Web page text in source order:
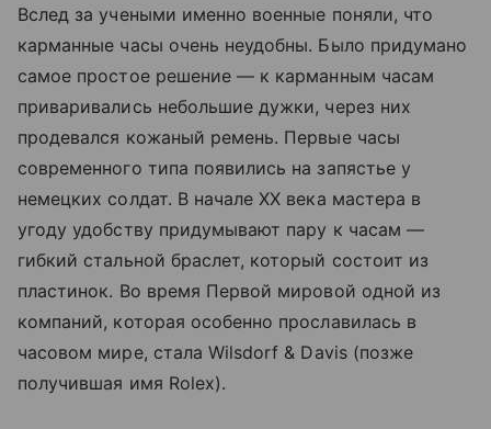
Вслед за учеными именно военные поняли, что
карманные часы очень неудобны. Было придумано
самое простое решение — к карманным часам
приваривались небольшие дужки, через них
продевался кожаный ремень. Первые часы
современного типа появились на запястье у
немецких солдат. В начале ХХ века мастера в
угоду удобству придумывают пару к часам —
гибкий стальной браслет, который состоит из
пластинок. Во время Первой мировой одной из
компаний, которая особенно прославилась в
часовом мире, стала Wilsdorf & Davis (позже
получившая имя Rolex).